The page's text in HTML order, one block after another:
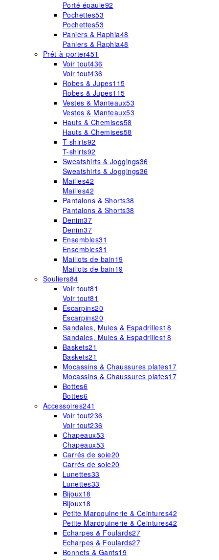
Porté épaule92
Pochettes53
Pochettes53
Paniers & Raphia48
Paniers & Raphia48
Prêt-à-porter451
Voir tout436
Voir tout436
Robes & Jupes115
Robes & Jupes115
Vestes & Manteaux53
Vestes & Manteaux53
Hauts & Chemises58
Hauts & Chemises58
T-shirts92
T-shirts92
Sweatshirts & Joggings36
Sweatshirts & Joggings36
Mailles42
Mailles42
Pantalons & Shorts38
Pantalons & Shorts38
Denim37
Denim37
Ensembles31
Ensembles31
Maillots de bain19
Maillots de bain19
Souliers84
Voir tout81
Voir tout81
Escarpins20
Escarpins20
Sandales, Mules & Espadrilles18
Sandales, Mules & Espadrilles18
Baskets21
Baskets21
Mocassins & Chaussures plates17
Mocassins & Chaussures plates17
Bottes6
Bottes6
Accessoires241
Voir tout236
Voir tout236
Chapeaux53
Chapeaux53
Carrés de soie20
Carrés de soie20
Lunettes33
Lunettes33
Bijoux18
Bijoux18
Petite Maroquinerie & Ceintures42
Petite Maroquinerie & Ceintures42
Echarpes & Foulards27
Echarpes & Foulards27
Bonnets & Gants19